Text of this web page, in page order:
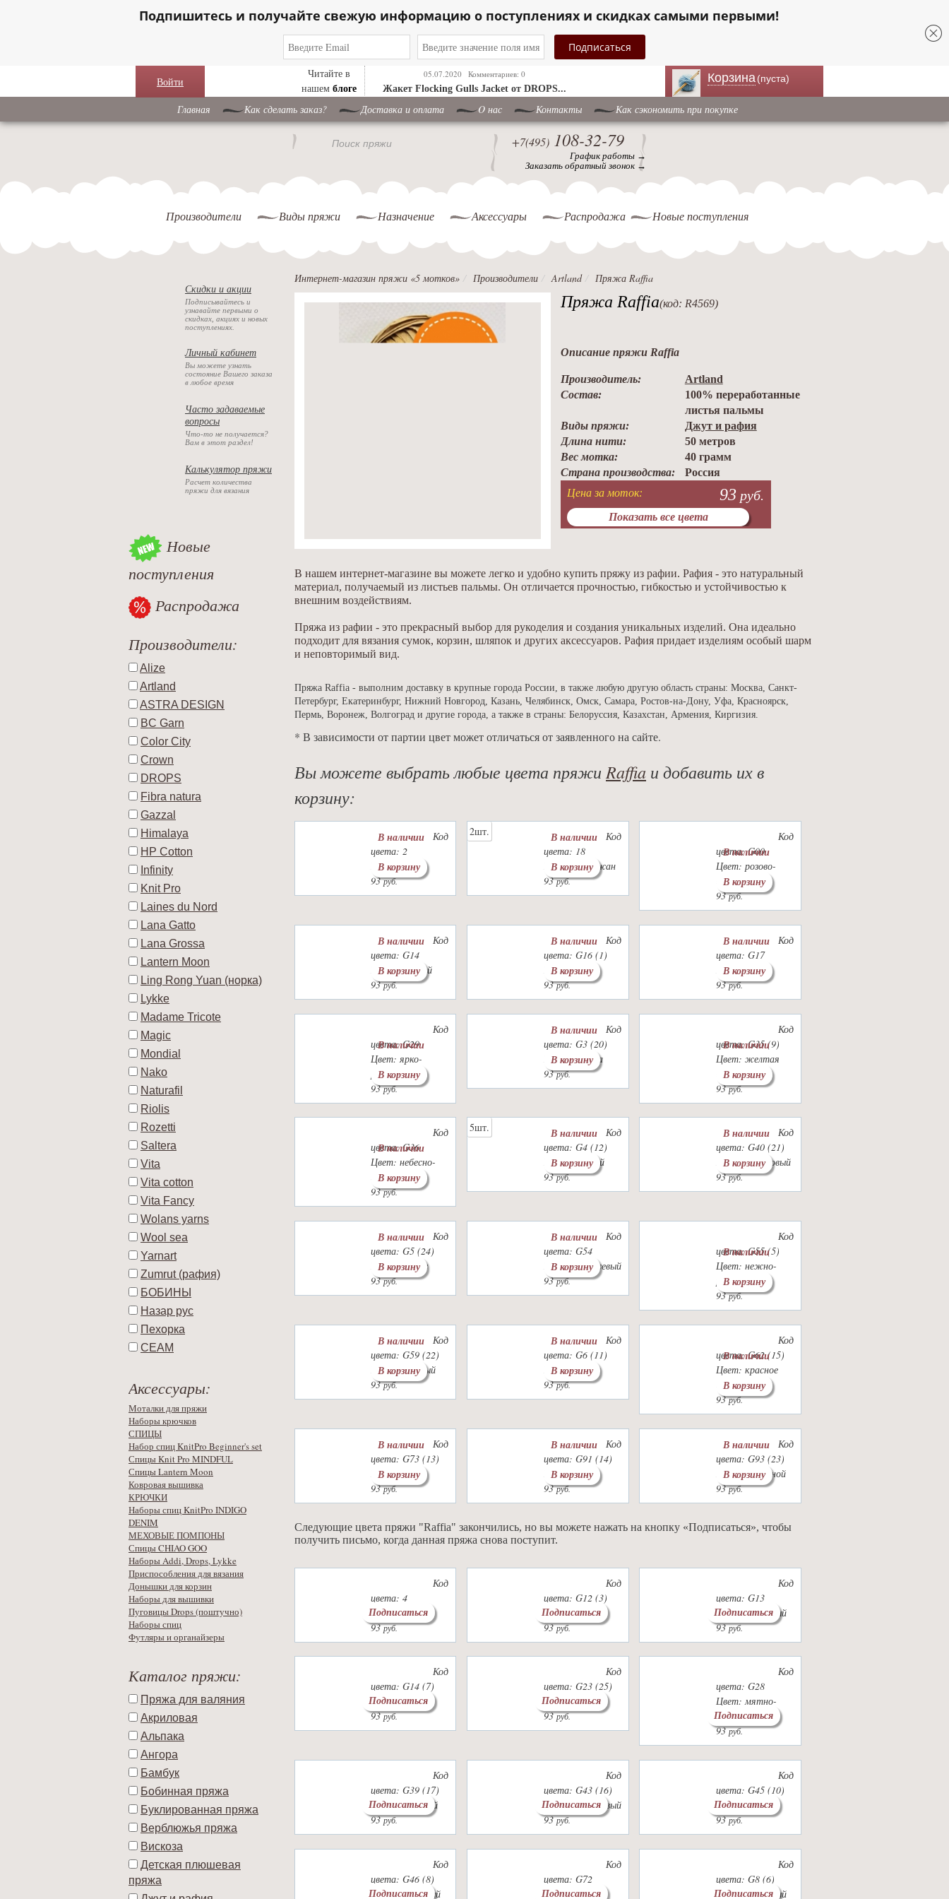
Подпишитесь и получайте свежую информацию о поступлениях и скидках самыми первыми!
Войти
Читайте в
нашем блоге
05.07.2020
Комментариев: 0
Жакет ​Flocking Gulls Jacket от DROPS...
Корзина(пуста)
Главная Как сделать заказ? Доставка и оплата O нас Контакты Как сэкономить при покупке
Поиск пряжи +7(495) 108-32-79
График работы →
Заказать обратный звонок →
Производители Виды пряжи Назначение Аксессуары Распродажа Новые поступления
Скидки и акции
Подписывайтесь и
узнавайте первыми о
скидках, акциях и новых
поступлениях.
Личный кабинет
Вы можете узнать
состояние Вашего заказа
в любое время
Часто задаваемые
вопросы
Что-то не получается?
Вам в этот раздел!
Калькулятор пряжи
Расчет количества
пряжи для вязания
Новые
поступления
Распродажа
Производители:
Alize
Artland
ASTRA DESIGN
BC Garn
Color City
Crown
DROPS
Fibra natura
Gazzal
Himalaya
HP Cotton
Infinity
Knit Pro
Laines du Nord
Lana Gatto
Lana Grossa
Lantern Moon
Ling Rong Yuan (норка)
Lykke
Madame Tricote
Magic
Mondial
Nako
Naturafil
Riolis
Rozetti
Saltera
Vita
Vita cotton
Vita Fancy
Wolans yarns
Wool sea
Yarnart
Zumrut (рафия)
БОБИНЫ
Назар рус
Пехорка
СЕАМ
Аксессуары:
Моталки для пряжи
Наборы крючков
СПИЦЫ
Набор спиц KnitPro Beginner's set
Спицы Knit Pro MINDFUL
Спицы Lantern Moon
Ковровая вышивка
КРЮЧКИ
Наборы спиц KnitPro INDIGO
DENIM
МЕХОВЫЕ ПОМПОНЫ
Спицы CHIAO GOO
Наборы Addi, Drops, Lykke
Приспособления для вязания
Донышки для корзин
Наборы для вышивки
Пуговицы Drops (поштучно)
Наборы спиц
Футляры и органайзеры
Каталог пряжи:
Пряжа для валяния
Акриловая
Альпака
Ангора
Бамбук
Бобинная пряжа
Буклированная пряжа
Верблюжья пряжа
Вискоза
Детская плюшевая
пряжа
Интернет-магазин пряжи «5 мотков» Производители Artland Пряжа Raffia
Пряжа Raffia(код: R4569)
Описание пряжи Raffia
Производитель:
Artland
Состав:
100% переработанные
листья пальмы
Виды пряжи:
Джут и рафия
Длина нити:
50 метров
Вес мотка:
40 грамм
Страна производства:
Россия
Цена за моток:
93 руб.
Показать все цвета
В нашем интернет-магазине вы можете легко и удобно купить пряжу из рафии. Рафия - это натуральный
материал, получаемый из листьев пальмы. Он отличается прочностью, гибкостью и устойчивостью к
внешним воздействиям.
Пряжа из рафии - это прекрасный выбор для рукоделия и создания уникальных изделий. Она идеально
подходит для вязания сумок, корзин, шляпок и других аксессуаров. Рафия придает изделиям особый шарм
и неповторимый вид.
Пряжа Raffia - выполним доставку в крупные города России, в также любую другую область страны: Москва, Санкт-
Петербург, Екатеринбург, Нижний Новгород, Казань, Челябинск, Омск, Самара, Ростов-на-Дону, Уфа, Красноярск,
Пермь, Воронеж, Волгоград и другие города, а также в страны: Белоруссия, Казахстан, Армения, Киргизия.
* В зависимости от партии цвет может отличаться от заявленного на сайте.
Вы можете выбрать любые цвета пряжи Raffia и добавить их в
корзину:
Код
цвета: 2
Цвет: серый
93руб.
В наличии
В корзину
2шт.
Код
цвета: 18
Цвет: баклажан
93руб.
В наличии
В корзину
Код
цвета: G00
Цвет: розово-
сиреневый
93руб.
В наличии
В корзину
Код
цвета: G14
Цвет: зеленый
93руб.
В наличии
В корзину
Код
цвета: G16 (1)
Цвет: хаки
93руб.
В наличии
В корзину
Код
цвета: G17
Цвет: лимон
93руб.
В наличии
В корзину
Код
цвета: G29
Цвет: ярко-
розовый
93руб.
В наличии
В корзину
Код
цвета: G3 (20)
Цвет: бирюза
93руб.
В наличии
В корзину
Код
цвета: G35 (9)
Цвет: желтая
солома
93руб.
В наличии
В корзину
Код
цвета: G36
Цвет: небесно-
голубой
93руб.
В наличии
В корзину
5шт.
Код
цвета: G4 (12)
Цвет: голубой
93руб.
В наличии
В корзину
Код
цвета: G40 (21)
Цвет: салатовый
93руб.
В наличии
В корзину
Код
цвета: G5 (24)
Цвет: джинс
93руб.
В наличии
В корзину
Код
цвета: G54
Цвет: оранжевый
93руб.
В наличии
В корзину
Код
цвета: G55 (5)
Цвет: нежно-
розовый
93руб.
В наличии
В корзину
Код
цвета: G59 (22)
Цвет: желтый
93руб.
В наличии
В корзину
Код
цвета: G6 (11)
Цвет: персик
93руб.
В наличии
В корзину
Код
цвета: G62 (15)
Цвет: красное
дерево
93руб.
В наличии
В корзину
Код
цвета: G73 (13)
Цвет: мята
93руб.
В наличии
В корзину
Код
цвета: G91 (14)
Цвет: пудра
93руб.
В наличии
В корзину
Код
цвета: G93 (23)
Цвет: травяной
93руб.
В наличии
В корзину
Следующие цвета пряжи "Raffia" закончились, но вы можете нажать на кнопку «Подписаться», чтобы
получить письмо, когда данная пряжа снова поступит.
Код
цвета: 4
Цвет: т.хаки
93руб.
Подписаться
Код
цвета: G12 (3)
Цвет: черный
93руб.
Подписаться
Код
цвета: G13
Цвет: вишневый
93руб.
Подписаться
Код
цвета: G14 (7)
Цвет: белый
93руб.
Подписаться
Код
цвета: G23 (25)
Цвет: розовый
93руб.
Подписаться
Код
цвета: G28
Цвет: мятно-
зеленый
93руб.
Подписаться
Код
цвета: G39 (17)
Цвет: бежевый
93руб.
Подписаться
Код
цвета: G43 (16)
Цвет: коричневый
93руб.
Подписаться
Код
цвета: G45 (10)
Цвет: солома
93руб.
Подписаться
Код
цвета: G46 (8)
Цвет: кремовый
Подписаться
Код
цвета: G72
Цвет: винный
Подписаться
Код
цвета: G8 (6)
Цвет: молочный
Подписаться